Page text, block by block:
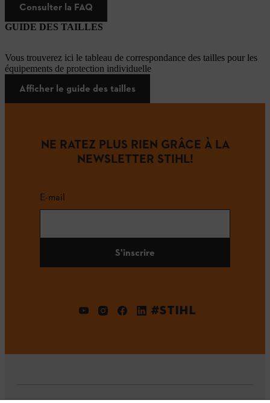
Consulter la FAQ
GUIDE DES TAILLES
Vous trouverez ici le tableau de correspondance des tailles pour les
équipements de protection individuelle
Afficher le guide des tailles
NE RATEZ PLUS RIEN GRÂCE À LA
NEWSLETTER STIHL!
E-mail
S'inscrire
#STIHL